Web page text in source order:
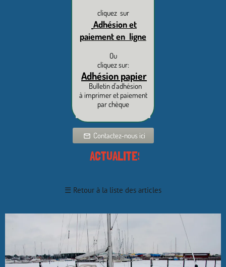
cliquez sur
Adhésion et
paiement en ligne
Ou
cliquez sur:
Adhésion papier
Bulletin d'adhésion
à imprimer et paiement
par chèque
mail_outline Contactez-nous ici
ACTUALITES
☰ Retour à la liste des articles